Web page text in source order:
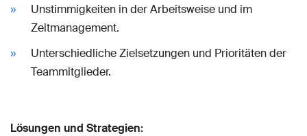
Unstimmigkeiten in der Arbeitsweise und im
Zeitmanagement.
Unterschiedliche Zielsetzungen und Prioritäten der
Teammitglieder.
Lösungen und Strategien: